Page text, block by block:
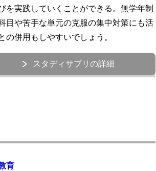
を実践していくことができる。無学年制
目や苦手な単元の克服の集中対策にも活
の併用もしやすいでしょう。
スタディサプリの詳細
育